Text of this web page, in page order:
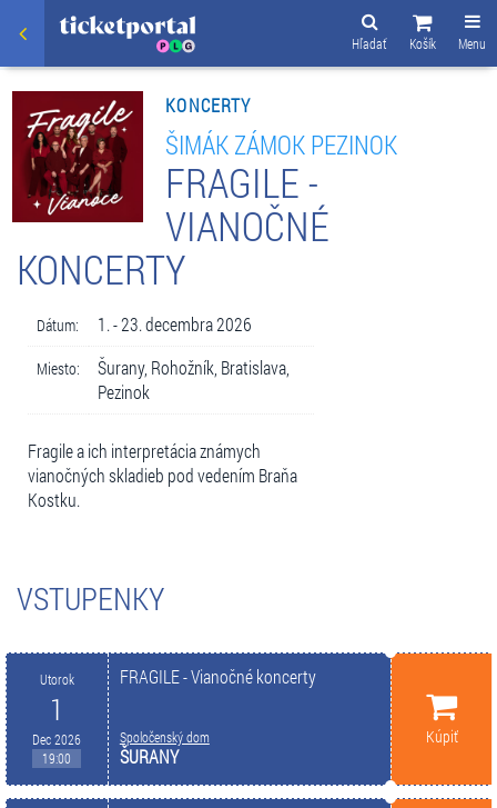
Menu
Košík
Hľadať
KONCERTY
ŠIMÁK ZÁMOK PEZINOK
FRAGILE -
VIANOČNÉ
KONCERTY
Dátum: 1. - 23. decembra 2026
Miesto:
Šurany, Rohožník, Bratislava,
Pezinok
Fragile a ich interpretácia známych
vianočných skladieb pod vedením Braňa
Kostku.
VSTUPENKY
Utorok
1
Dec 2026
19:00
FRAGILE - Vianočné koncerty
Spoločenský dom
ŠURANY
Kúpiť